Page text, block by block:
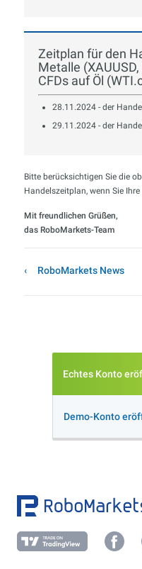
Zeitplan für den
Metalle (XAUUSD,
CFDs auf Öl
28.11.2024 - der
29.11.2024 - der
Bitte berücksichtigen Sie die
Handelszeitplan, wenn Sie
Mit freundlichen Grüßen,
das RoboMarkets-Team
RoboMarkets News
Echtes Konto
Demo-Konto